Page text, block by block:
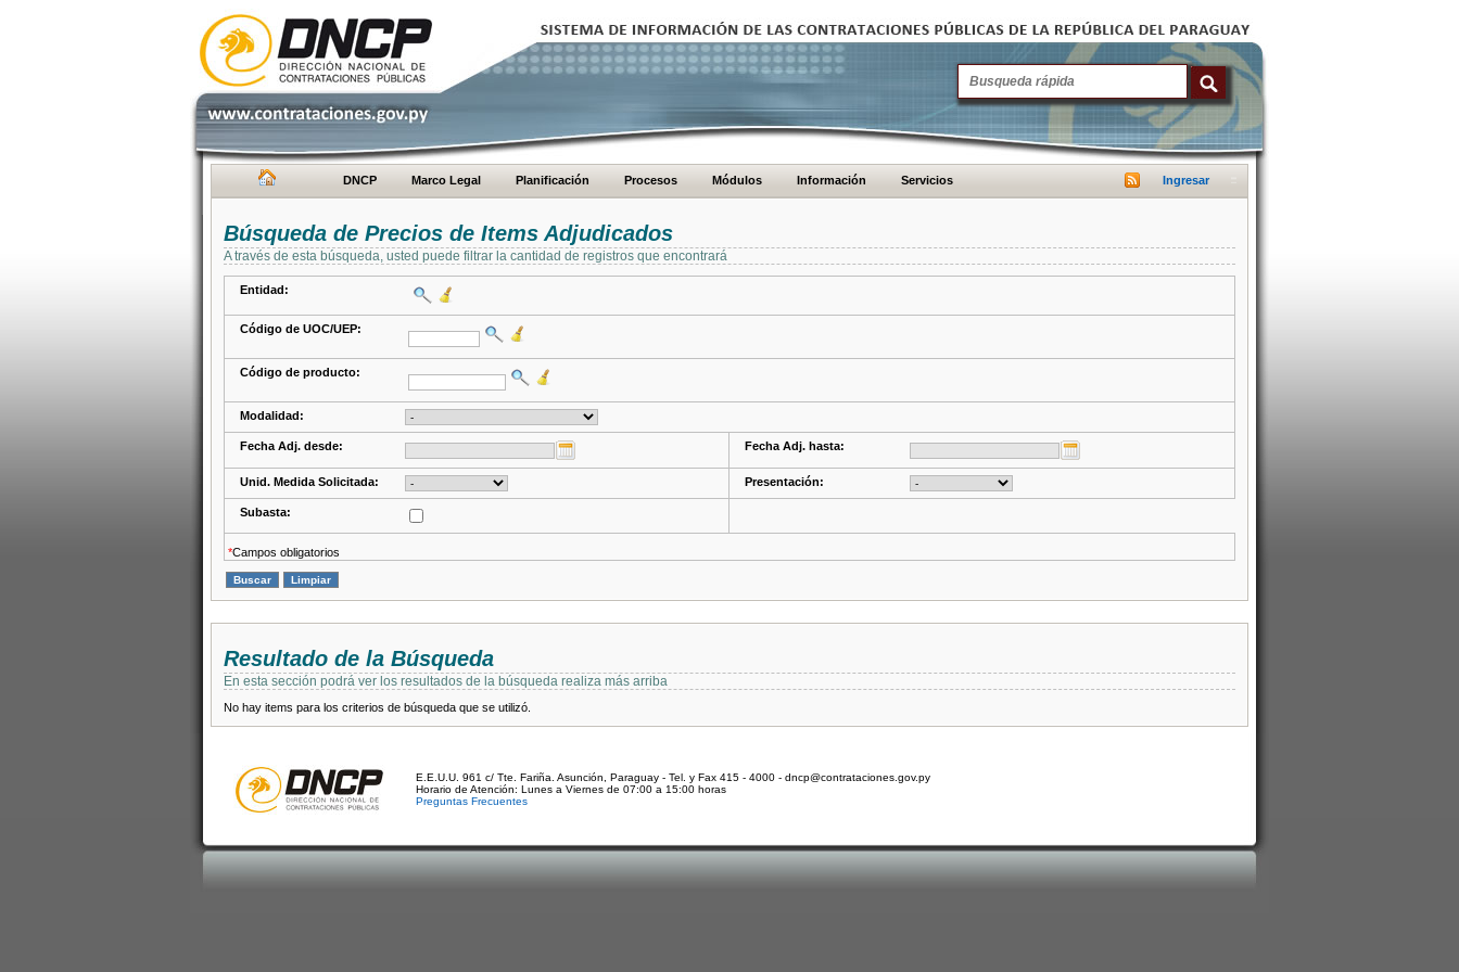
DNCP Marco Legal Planificación Procesos Módulos Información Servicios Ingresar
Búsqueda de Precios de Items Adjudicados
A través de esta búsqueda, usted puede filtrar la cantidad de registros que encontrará
Entidad:
Código de UOC/UEP:
Código de producto:
Modalidad:
Fecha Adj. desde: Fecha Adj. hasta:
Unid. Medida Solicitada: Presentación:
Subasta:
*Campos obligatorios
Resultado de la Búsqueda
En esta sección podrá ver los resultados de la búsqueda realiza más arriba
No hay items para los criterios de búsqueda que se utilizó.
E.E.U.U. 961 c/ Tte. Fariña. Asunción, Paraguay - Tel. y Fax 415 - 4000 - dncp@contrataciones.gov.py
Horario de Atención: Lunes a Viernes de 07:00 a 15:00 horas
Preguntas Frecuentes